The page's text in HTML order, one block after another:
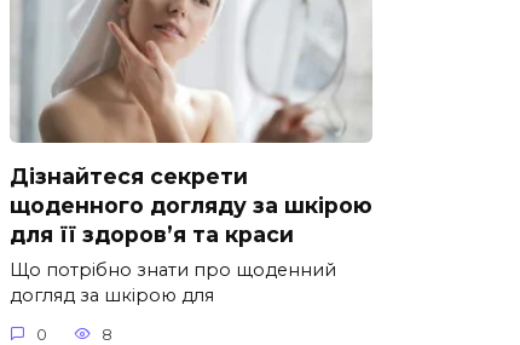
Дізнайтеся секрети
щоденного догляду за шкірою
для її здоров’я та краси
Що потрібно знати про щоденний
догляд за шкірою для
0 8